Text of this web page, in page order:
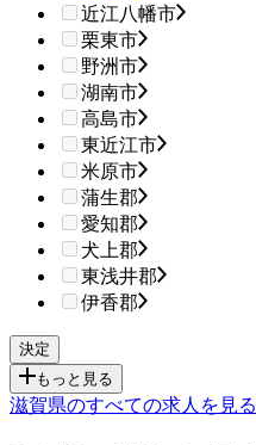
近江八幡市
栗東市
野洲市
湖南市
高島市
東近江市
米原市
蒲生郡
愛知郡
犬上郡
東浅井郡
伊香郡
もっと見る
滋賀県のすべての求人を見る